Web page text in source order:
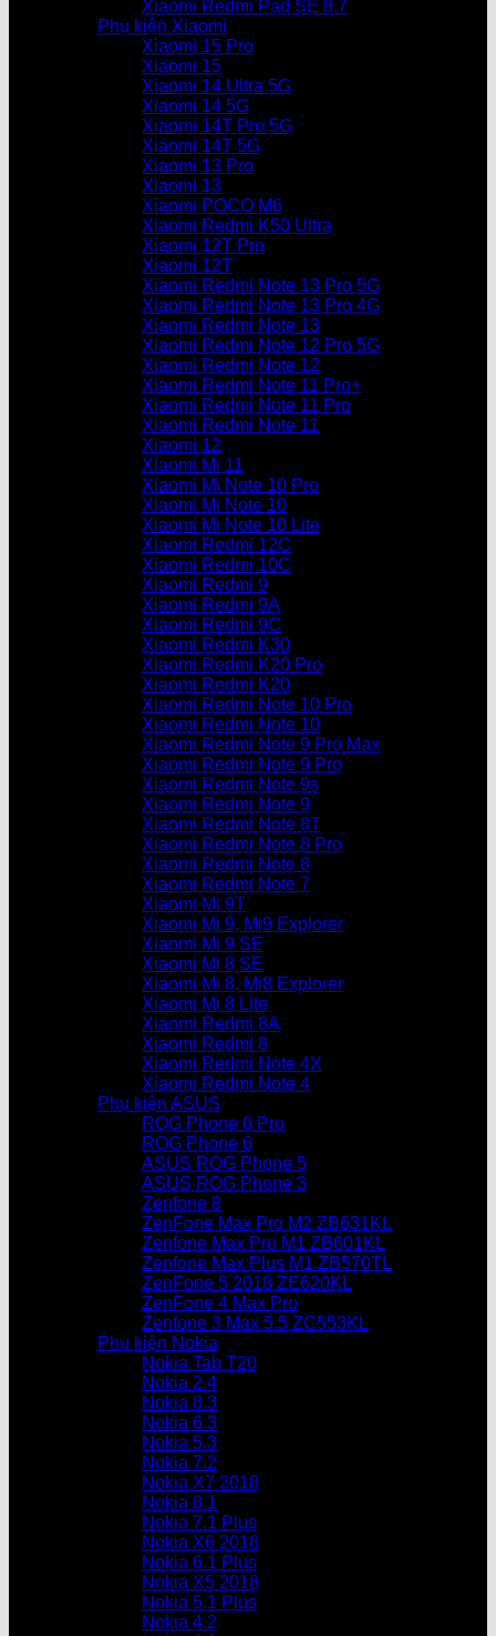
Xiaomi Redmi Pad SE 8.7
Phụ kiện Xiaomi
Xiaomi 15 Pro
Xiaomi 15
Xiaomi 14 Ultra 5G
Xiaomi 14 5G
Xiaomi 14T Pro 5G
Xiaomi 14T 5G
Xiaomi 13 Pro
Xiaomi 13
Xiaomi POCO M6
Xiaomi Redmi K50 Ultra
Xiaomi 12T Pro
Xiaomi 12T
Xiaomi Redmi Note 13 Pro 5G
Xiaomi Redmi Note 13 Pro 4G
Xiaomi Redmi Note 13
Xiaomi Redmi Note 12 Pro 5G
Xiaomi Redmi Note 12
Xiaomi Redmi Note 11 Pro+
Xiaomi Redmi Note 11 Pro
Xiaomi Redmi Note 11
Xiaomi 12
Xiaomi Mi 11
Xiaomi Mi Note 10 Pro
Xiaomi Mi Note 10
Xiaomi Mi Note 10 Lite
Xiaomi Redmi 12C
Xiaomi Redmi 10C
Xiaomi Redmi 9
Xiaomi Redmi 9A
Xiaomi Redmi 9C
Xiaomi Redmi K30
Xiaomi Redmi K20 Pro
Xiaomi Redmi K20
Xiaomi Redmi Note 10 Pro
Xiaomi Redmi Note 10
Xiaomi Redmi Note 9 Pro Max
Xiaomi Redmi Note 9 Pro
Xiaomi Redmi Note 9s
Xiaomi Redmi Note 9
Xiaomi Redmi Note 8T
Xiaomi Redmi Note 8 Pro
Xiaomi Redmi Note 8
Xiaomi Redmi Note 7
Xiaomi Mi 9T
Xiaomi Mi 9, Mi9 Explorer
Xiaomi Mi 9 SE
Xiaomi Mi 8 SE
Xiaomi Mi 8, Mi8 Explorer
Xiaomi Mi 8 Lite
Xiaomi Redmi 8A
Xiaomi Redmi 8
Xiaomi Redmi Note 4X
Xiaomi Redmi Note 4
Phụ kiện ASUS
ROG Phone 6 Pro
ROG Phone 6
ASUS ROG Phone 5
ASUS ROG Phone 3
Zenfone 8
ZenFone Max Pro M2 ZB631KL
Zenfone Max Pro M1 ZB601KL
Zenfone Max Plus M1 ZB570TL
ZenFone 5 2018 ZE620KL
ZenFone 4 Max Pro
Zenfone 3 Max 5.5 ZC553KL
Phụ kiện Nokia
Nokia Tab T20
Nokia 2.4
Nokia 8.3
Nokia 6.3
Nokia 5.3
Nokia 7.2
Nokia X7 2018
Nokia 8.1
Nokia 7.1 Plus
Nokia X6 2018
Nokia 6.1 Plus
Nokia X5 2018
Nokia 5.1 Plus
Nokia 4.2